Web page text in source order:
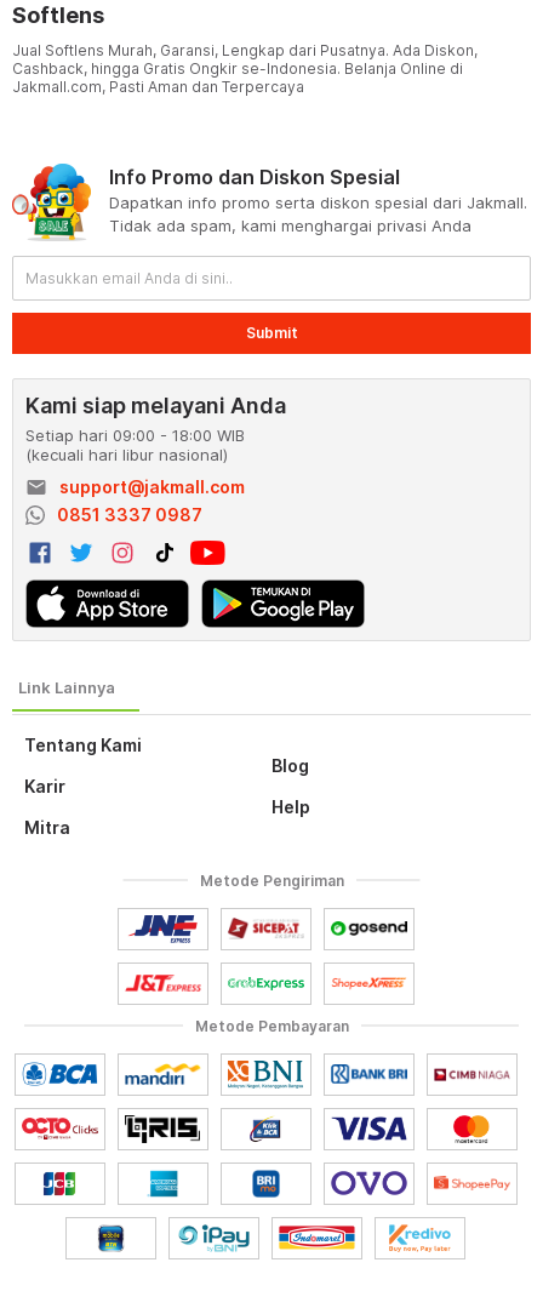
Softlens
Jual Softlens Murah, Garansi, Lengkap dari Pusatnya. Ada Diskon,
Cashback, hingga Gratis Ongkir se-Indonesia. Belanja Online di
Jakmall.com, Pasti Aman dan Terpercaya
Tentang Kami
Karir
Mitra
Blog
Help
Info Promo dan Diskon Spesial
Dapatkan info promo serta diskon spesial dari Jakmall.
Tidak ada spam, kami menghargai privasi Anda
Submit
Kami siap melayani Anda
Setiap hari 09:00 - 18:00 WIB
(kecuali hari libur nasional)
email
support@jakmall.com
0851 3337 0987
Metode Pembayaran
Metode Pengiriman